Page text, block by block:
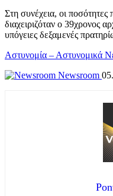
Στη συνέχεια, οι
διαχειριζόταν ο 39χρονος
υπόγειες δεξαμενές
Αστυνομία – Αστυνομικά
Newsroom